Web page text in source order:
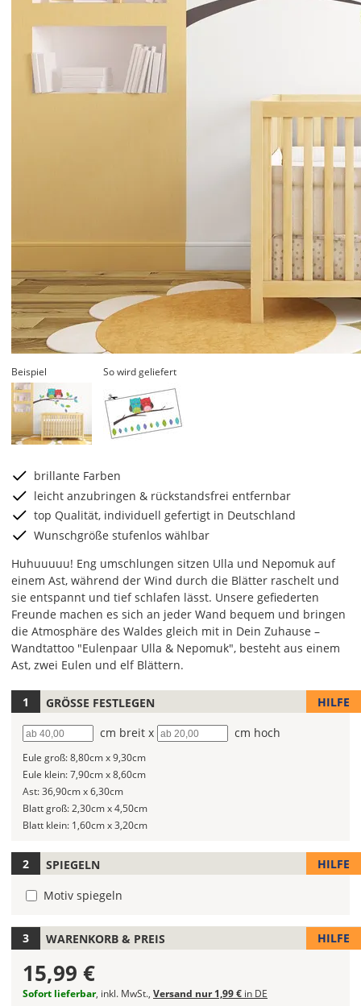
Beispiel So wird geliefert
brillante Farben
leicht anzubringen & rückstandsfrei entfernbar
top Qualität, individuell gefertigt in Deutschland
Wunschgröße stufenlos wählbar
Huhuuuuu! Eng umschlungen sitzen Ulla und Nepomuk auf
einem Ast, während der Wind durch die Blätter raschelt und
sie entspannt und tief schlafen lässt. Unsere gefiederten
Freunde machen es sich an jeder Wand bequem und bringen
die Atmosphäre des Waldes gleich mit in Dein Zuhause –
Wandtattoo "Eulenpaar Ulla & Nepomuk", besteht aus einem
Ast, zwei Eulen und elf Blättern.
Hier
Du
die
Größe
Deines
Wandtattoos
festlegen.
Die
jeweils
Größe
die
erforderliche
Mindestgröße.
Soll
GRÖSSE FESTLEGEN HILFE
Breite cm breit x Höhe cm hoch
Eule groß:8,80cm x 9,30cm
Eule klein:7,90cm x 8,60cm
Ast:36,90cm x 6,30cm
Blatt groß:2,30cm x 4,50cm
Blatt klein: 1,60cm x 3,20cm
SPIEGELN HILFE
Motiv spiegeln
WARENKORB & PREIS HILFE
15,99 €
Sofort lieferbar, inkl. MwSt., Versand nur 1,99 € in DE